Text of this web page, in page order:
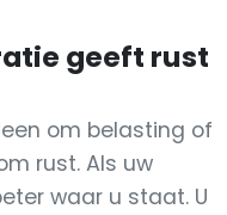
geeft rust
om belasting of
rust. Als uw
waar u staat. U